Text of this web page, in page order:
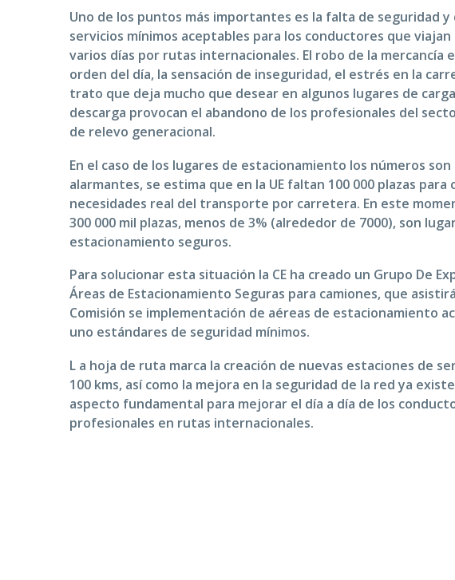
Uno de los puntos más importantes es la falta de seguridad y
servicios mínimos aceptables para los conductores que
varios días por rutas internacionales. El robo de la mercancía
orden del día, la sensación de inseguridad, el estrés en la
trato que deja mucho que desear en algunos lugares de
descarga provocan el abandono de los profesionales del
de relevo generacional.
En el caso de los lugares de estacionamiento los números son
alarmantes, se estima que en la UE faltan 100 000 plazas para
necesidades real del transporte por carretera. En este
300 000 mil plazas, menos de 3% (alrededor de 7000), son
estacionamiento seguros.
Para solucionar esta situación la CE ha creado un Grupo De
Áreas de Estacionamiento Seguras para camiones, que
Comisión se implementación de aéreas de estacionamiento
uno estándares de seguridad mínimos.
L a hoja de ruta marca la creación de nuevas estaciones de
100 kms, así como la mejora en la seguridad de la red ya
aspecto fundamental para mejorar el día a día de los
profesionales en rutas internacionales.